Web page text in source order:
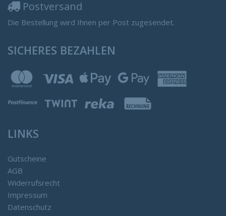
Postversand
Die Bestellung wird Ihnen per Post zugesendet.
SICHERES BEZAHLEN
LINKS
Gutscheine
AGB
Widerrufsrecht
Impressum
Datenschutz